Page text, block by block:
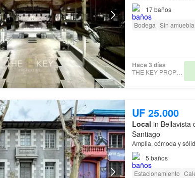
17baños
Bodega Sin
Hace 3 días
THE KEY PROPERTIES
UF 25.000
Local in Bellavista
Santiago
Amplia, cómoda y
5 baños
Estacionamiento